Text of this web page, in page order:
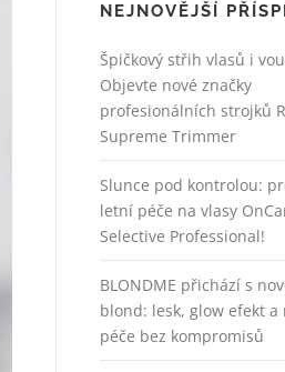
NEJNOVĚJŠÍ
Špičkový střih vlasů i
Objevte nové značky
profesionálních strojků
Supreme Trimmer
Slunce pod kontrolou:
letní péče na vlasy
Selective Professional!
BLONDME přichází s
blond: lesk, glow efekt
péče bez kompromisů